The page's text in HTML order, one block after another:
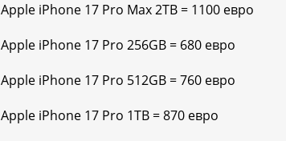
Apple iPhone 17 Pro Max 2TB = 1100 евро
Apple iPhone 17 Pro 256GB = 680 евро
Apple iPhone 17 Pro 512GB = 760 евро
Apple iPhone 17 Pro 1TB = 870 евро